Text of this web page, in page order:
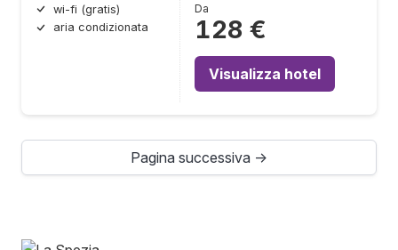
wi-fi (gratis)
aria condizionata
Da
128 €
Visualizza hotel
Pagina successiva →